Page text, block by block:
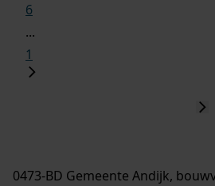
6
...
1
0473-BD Gemeente Andijk,